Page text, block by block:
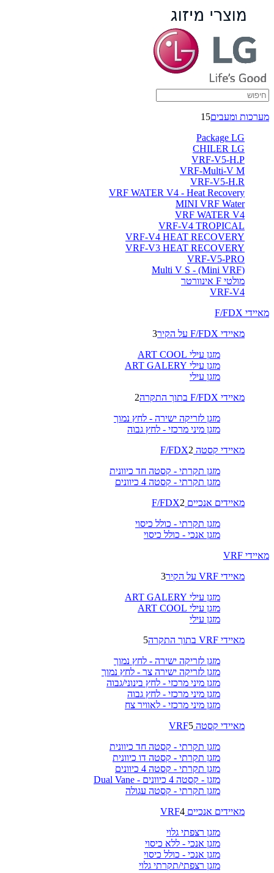
מערכות ומעבים15
Package LG
CHILER LG
VRF-V5-H.P
VRF-Multi-V M
VRF-V5-H.R
VRF WATER V4 - Heat Recovery
MINI VRF Water
VRF WATER V4
VRF-V4 TROPICAL
VRF-V4 HEAT RECOVERY
VRF-V3 HEAT RECOVERY
VRF-V5-PRO
(Multi V S - (Mini VRF
מולטי F אינוורטר
VRF-V4
מאיידי F/FDX
מאיידי F/FDX על הקיר
3
מזגן עילי ART COOL
מזגן עילי ART GALERY
מזגן עילי
מאיידי F/FDX בתוך התקרה
2
מזגן לזריקה ישירה - לחץ נמוך
מזגן מיני מרכזי - לחץ גבוה
מאיידי קסטה F/FDX 2
מזגן תקרתי - קסטה חד כיוונית
מזגן תקרתי - קסטה 4 כיוונים
מאיידים אנכיים F/FDX 2
מזגן תקרתי - כולל כיסוי
מזגן אנכי - כולל כיסוי
מאיידי VRF
מאיידי VRF על הקיר
3
מזגן עילי ART GALERY
מזגן עילי ART COOL
מזגן עילי
מאיידי VRF בתוך התקרה
5
מזגן לזריקה ישירה - לחץ נמוך
מזגן לזריקה ישירה צר - לחץ נמוך
מזגן מיני מרכזי - לחץ בינוני/גבוה
מזגן מיני מרכזי - לחץ גבוה
מזגן מיני מרכזי - לאוויר צח
מאיידי קסטה VRF 5
מזגן תקרתי - קסטה חד כיוונית
מזגן תקרתי - קסטה דו כיוונית
מזגן תקרתי - קסטה 4 כיוונים
מזגן - קסטה 4 כיוונים - Dual Vane
מזגן תקרתי - קסטה עגולה
מאיידים אנכיים VRF 4
מזגן רצפתי גלוי
מזגן אנכי - ללא כיסוי
מזגן אנכי - כולל כיסוי
מזגן רצפתי/תקרתי גלוי